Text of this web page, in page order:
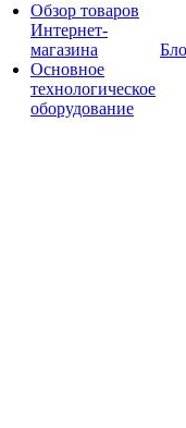
Обзор товаров
Интернет-
магазина
Основное
технологическое
оборудование